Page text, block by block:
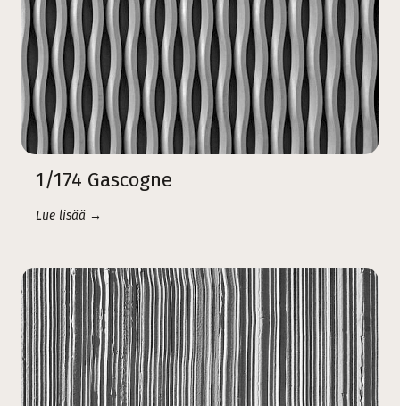
1/174 Gascogne
Lue lisää →